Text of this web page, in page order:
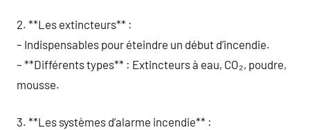
2. **Les extincteurs** :
– Indispensables pour éteindre un début d’incendie.
– **Différents types** : Extincteurs à eau, CO₂, poudre,
mousse.
3. **Les systèmes d’alarme incendie** :